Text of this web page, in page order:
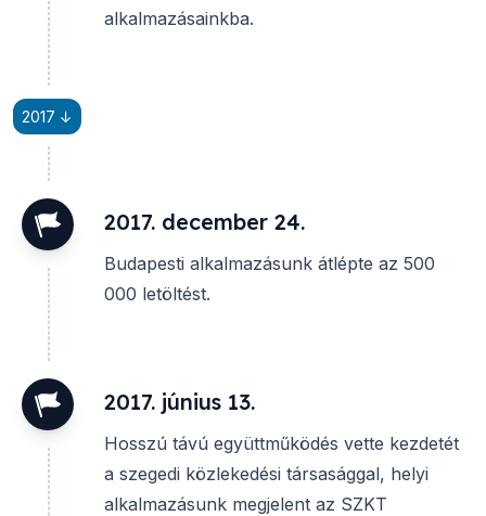
alkalmazásainkba.
2017 ↓
2017. december 24.
Budapesti alkalmazásunk átlépte az 500
000 letöltést.
2017. június 13.
Hosszú távú együttműködés vette kezdetét
a szegedi közlekedési társasággal, helyi
alkalmazásunk megjelent az SZKT